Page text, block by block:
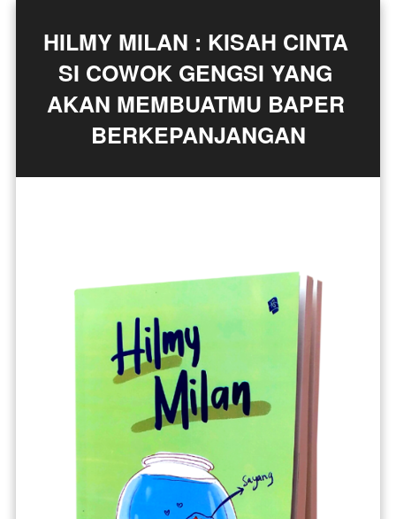
HILMY MILAN : KISAH CINTA
SI COWOK GENGSI YANG
AKAN MEMBUATMU BAPER
BERKEPANJANGAN